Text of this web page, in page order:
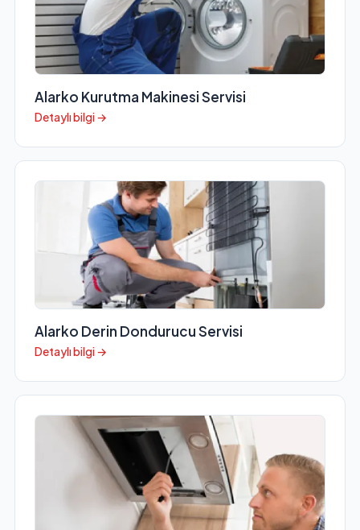
Alarko Kurutma Makinesi Servisi
Detaylı bilgi →
Alarko Derin Dondurucu Servisi
Detaylı bilgi →